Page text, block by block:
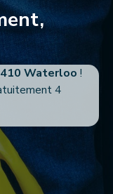
Waterloo !
4